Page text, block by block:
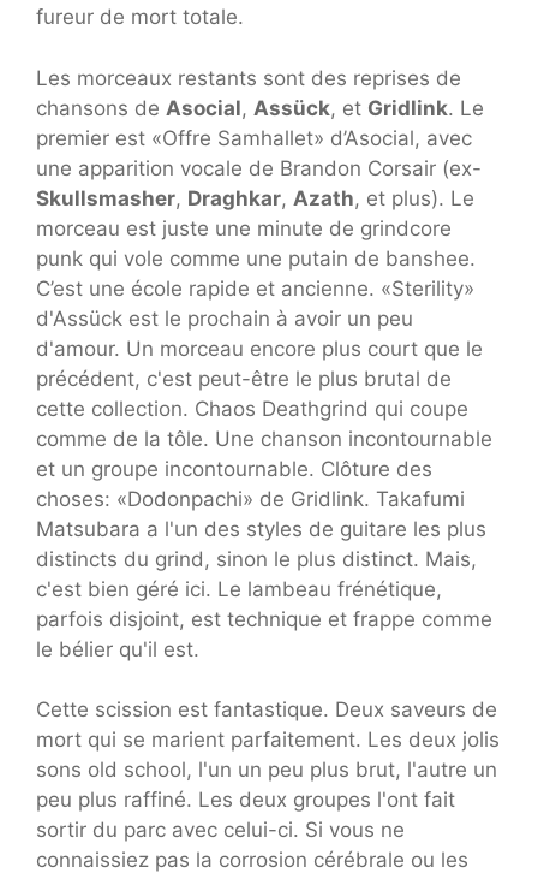
fureur de mort totale.
Les morceaux restants sont des reprises de
chansons de Asocial, Assück, et Gridlink. Le
premier est «Offre Samhallet» d’Asocial, avec
une apparition vocale de Brandon Corsair (ex-
Skullsmasher, Draghkar, Azath, et plus). Le
morceau est juste une minute de grindcore
punk qui vole comme une putain de banshee.
C’est une école rapide et ancienne. «Sterility»
d'Assück est le prochain à avoir un peu
d'amour. Un morceau encore plus court que le
précédent, c'est peut-être le plus brutal de
cette collection. Chaos Deathgrind qui coupe
comme de la tôle. Une chanson incontournable
et un groupe incontournable. Clôture des
choses: «Dodonpachi» de Gridlink. Takafumi
Matsubara a l'un des styles de guitare les plus
distincts du grind, sinon le plus distinct. Mais,
c'est bien géré ici. Le lambeau frénétique,
parfois disjoint, est technique et frappe comme
le bélier qu'il est.
Cette scission est fantastique. Deux saveurs de
mort qui se marient parfaitement. Les deux jolis
sons old school, l'un un peu plus brut, l'autre un
peu plus raffiné. Les deux groupes l'ont fait
sortir du parc avec celui-ci. Si vous ne
connaissiez pas la corrosion cérébrale ou les